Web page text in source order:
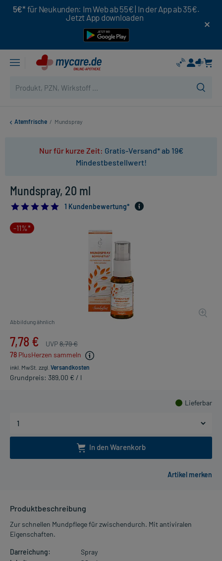
5€* für Neukunden: Im Web ab 55€ | In der App ab 35€.
Jetzt App downloaden
Atemfrische / Mundspray
Nur für kurze Zeit: Gratis-Versand* ab 19€
Mindestbestellwert!
Mundspray, 20 ml
5.01 Kundenbewertung*
-11%*
Abbildung ähnlich
7,78 € UVP8,79 €
78 PlusHerzen sammeln
inkl. MwSt. zzgl. Versandkosten
Grundpreis: 389,00 € / l
Lieferbar
In den Warenkorb
Produktbeschreibung
Zur schnellen Mundpflege für zwischendurch. Mit antiviralen
Eigenschaften.
Darreichung:
Spray